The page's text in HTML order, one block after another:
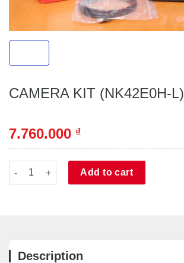
CAMERA KIT (NK42E0H-L)
7.760.000 ₫
CAMERA KIT (NK42E0H-L) quantity
Add to cart
Description